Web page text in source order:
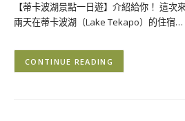
【蒂卡波湖景點一日遊】介紹給你！ 這次
兩天在蒂卡波湖（Lake Tekapo）的住宿…
CONTINUE READING